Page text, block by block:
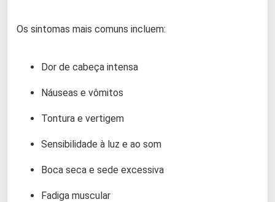
Os sintomas mais comuns incluem:
Dor de cabeça intensa
Náuseas e vômitos
Tontura e vertigem
Sensibilidade à luz e ao som
Boca seca e sede excessiva
Fadiga muscular